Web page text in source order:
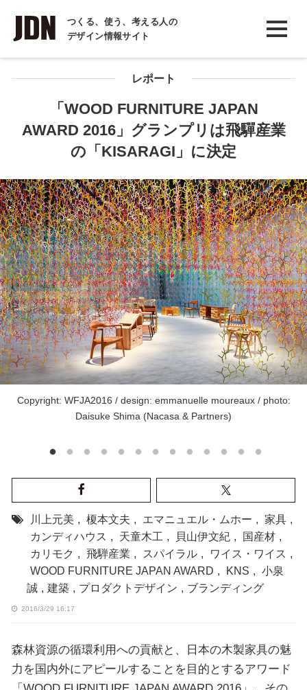
つくる、使う、考える人の
デザイン情報サイト
INTERVIEW
インタビュー
REPORT
COLUMN
コラム
レポート
「WOOD FURNITURE JAPAN
AWARD 2016」グランプリは飛驒産業
の「KISARAGI」に決定
Copyright: WFJA2016 / design: emmanuelle moureaux / photo:
Daisuke Shima (Nacasa & Partners)
川上元美 , 榎本文夫 , エマニュエル・ムホー , 家具 ,
カンディハウス , 天童木工 , 貝山伊文紀 , 国産材 ,
カリモク , 飛騨産業 , スパイラル , ワイス・ワイス ,
WOOD FURNITURE JAPAN AWARD , KNS , 小泉
誠 , 建築 , プロダクトデザイン , ブランディング
2016/3/29 16:17
森林資源の循環利用への貢献と、日本の木製家具の魅
力を国内外にアピールすることを目的とするアワード